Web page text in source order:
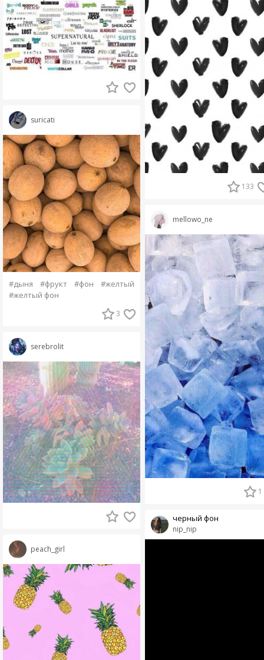
suricati
#дыня #фрукт #фон
#желтый
#желтый фон
3
serebrolit
peach_girl
133
mellowo_ne
1
nip_nip
черный фон